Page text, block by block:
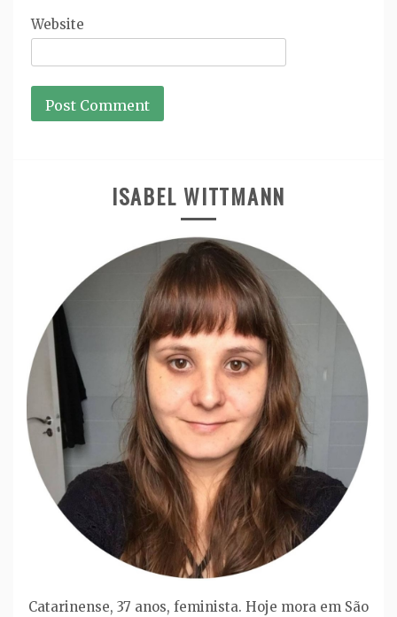
Website
ISABEL WITTMANN
Catarinense, 37 anos, feminista. Hoje mora em São